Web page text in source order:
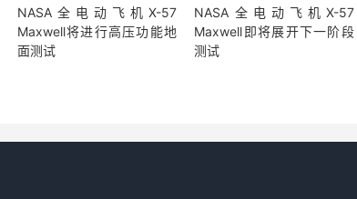
NASA全电动飞机X-57
Maxwell将进行高压功能地
面测试
NASA全电动飞机X-57
Maxwell即将展开下一阶段
测试